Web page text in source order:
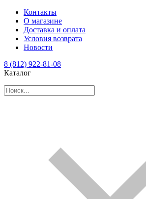
Контакты
О магазине
Доставка и оплата
Условия возврата
Новости
8 (812) 922-81-08
Каталог